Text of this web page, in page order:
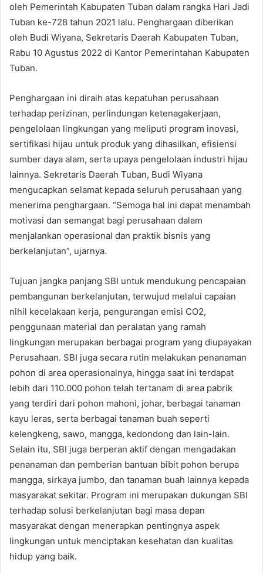
oleh Pemerintah Kabupaten Tuban dalam rangka Hari Jadi
Tuban ke-728 tahun 2021 lalu. Penghargaan diberikan
oleh Budi Wiyana, Sekretaris Daerah Kabupaten Tuban,
Rabu 10 Agustus 2022 di Kantor Pemerintahan Kabupaten
Tuban.
Penghargaan ini diraih atas kepatuhan perusahaan
terhadap perizinan, perlindungan ketenagakerjaan,
pengelolaan lingkungan yang meliputi program inovasi,
sertifikasi hijau untuk produk yang dihasilkan, efisiensi
sumber daya alam, serta upaya pengelolaan industri hijau
lainnya. Sekretaris Daerah Tuban, Budi Wiyana
mengucapkan selamat kepada seluruh perusahaan yang
menerima penghargaan. “Semoga hal ini dapat menambah
motivasi dan semangat bagi perusahaan dalam
menjalankan operasional dan praktik bisnis yang
berkelanjutan”, ujarnya.
Tujuan jangka panjang SBI untuk mendukung pencapaian
pembangunan berkelanjutan, terwujud melalui capaian
nihil kecelakaan kerja, pengurangan emisi CO2,
penggunaan material dan peralatan yang ramah
lingkungan merupakan berbagai program yang diupayakan
Perusahaan. SBI juga secara rutin melakukan penanaman
pohon di area operasionalnya, hingga saat ini terdapat
lebih dari 110.000 pohon telah tertanam di area pabrik
yang terdiri dari pohon mahoni, johar, berbagai tanaman
kayu leras, serta berbagai tanaman buah seperti
kelengkeng, sawo, mangga, kedondong dan lain-lain.
Selain itu, SBI juga berperan aktif dengan mengadakan
penanaman dan pemberian bantuan bibit pohon berupa
mangga, sirkaya jumbo, dan tanaman buah lainnya kepada
masyarakat sekitar. Program ini merupakan dukungan SBI
terhadap solusi berkelanjutan bagi masa depan
masyarakat dengan menerapkan pentingnya aspek
lingkungan untuk menciptakan kesehatan dan kualitas
hidup yang baik.